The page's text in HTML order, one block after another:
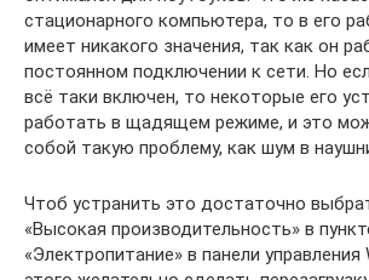
стационарного компьютера, то в его
имеет никакого значения, так как он
постоянном подключении к сети. Но
всё таки включен, то некоторые его
работать в щадящем режиме, и это
собой такую проблему, как шум в
Чтоб устранить это достаточно
«Высокая производительность» в
«Электропитание» в панели